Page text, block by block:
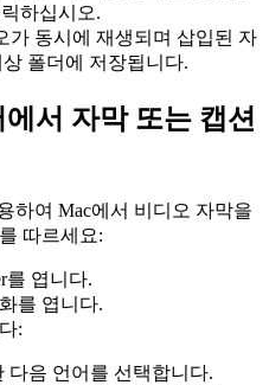
하십시오.
가 동시에 재생되며 삽입된 자
폴더에 저장됩니다.
서 자막 또는 캡션
하여 Mac에서 비디오 자막을
따르세요:
를 엽니다.
를 엽니다.
:
다음 언어를 선택합니다.